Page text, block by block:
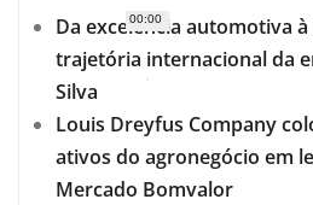
00:00
Da excelência automotiva
trajetória internacional da
Silva
Louis Dreyfus Company
ativos do agronegócio em
Mercado Bomvalor